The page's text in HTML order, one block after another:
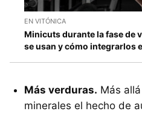
EN VITÓNICA
Minicuts durante la fase de
se usan y cómo integrarlos
Más verduras. Más
minerales el hecho de